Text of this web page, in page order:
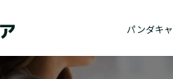
パンダキ